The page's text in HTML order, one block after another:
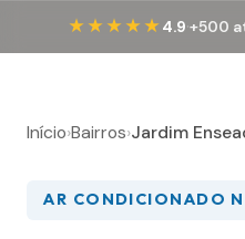
★★★★★ 4.9·+500
Início›Bairros›Jardim
AR CONDICIONADO